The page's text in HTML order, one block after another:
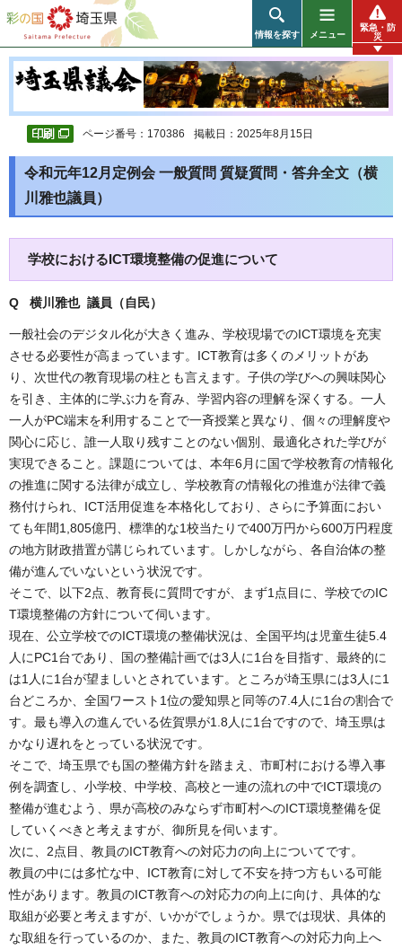
彩の国 埼玉県
情報を探す メニュー
緊急・防
災
ページ番号：170386 掲載日：2025年8月15日
令和元年12月定例会 一般質問 質疑質問・答弁全文（横
川雅也議員）
学校におけるICT環境整備の促進について
Q 横川雅也 議員（自民）
一般社会のデジタル化が大きく進み、学校現場でのICT環境を充実
させる必要性が高まっています。ICT教育は多くのメリットがあ
り、次世代の教育現場の柱とも言えます。子供の学びへの興味関心
を引き、主体的に学ぶ力を育み、学習内容の理解を深くする。一人
一人がPC端末を利用することで一斉授業と異なり、個々の理解度や
関心に応じ、誰一人取り残すことのない個別、最適化された学びが
実現できること。課題については、本年6月に国で学校教育の情報化
の推進に関する法律が成立し、学校教育の情報化の推進が法律で義
務付けられ、ICT活用促進を本格化しており、さらに予算面におい
ても年間1,805億円、標準的な1校当たりで400万円から600万円程度
の地方財政措置が講じられています。しかしながら、各自治体の整
備が進んでいないという状況です。
そこで、以下2点、教育長に質問ですが、まず1点目に、学校でのIC
T環境整備の方針について伺います。
現在、公立学校でのICT環境の整備状況は、全国平均は児童生徒5.4
人にPC1台であり、国の整備計画では3人に1台を目指す、最終的に
は1人に1台が望ましいとされています。ところが埼玉県には3人に1
台どころか、全国ワースト1位の愛知県と同等の7.4人に1台の割合で
す。最も導入の進んでいる佐賀県が1.8人に1台ですので、埼玉県は
かなり遅れをとっている状況です。
そこで、埼玉県でも国の整備方針を踏まえ、市町村における導入事
例を調査し、小学校、中学校、高校と一連の流れの中でICT環境の
整備が進むよう、県が高校のみならず市町村へのICT環境整備を促
していくべきと考えますが、御所見を伺います。
次に、2点目、教員のICT教育への対応力の向上についてです。
教員の中には多忙な中、ICT教育に対して不安を持つ方もいる可能
性があります。教員のICT教育への対応力の向上に向け、具体的な
取組が必要と考えますが、いかがでしょうか。県では現状、具体的
な取組を行っているのか、また、教員のICT教育への対応力向上へ